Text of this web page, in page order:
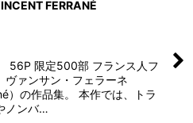
FERRANÉ
56P 限定500部 フランス人フ
ヴァンサン・フェラーネ
）の作品集。 本作では、トラ
ノンバ…